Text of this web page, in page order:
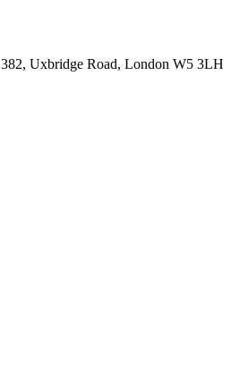
382, Uxbridge Road, London W5 3LH